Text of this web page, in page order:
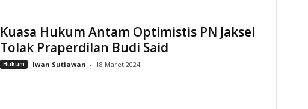
Kuasa Hukum Antam Optimistis PN Jaksel
Tolak Praperdilan Budi Said
Hukum Iwan Sutiawan - 18 Maret 2024